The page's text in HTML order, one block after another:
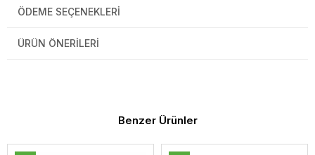
ÖDEME SEÇENEKLERI
ÜRÜN ÖNERILERI
Benzer Ürünler